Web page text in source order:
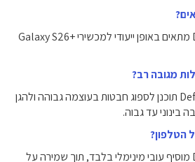
כיסוי Defender Series Pro מתאים באופן ייעודי למכשירי +Galaxy S26
מגובה רב?
כן, כיסוי Defender Series Pro תוכנן לספוג חבטות בעוצמה גבוהה ולהגן
בינוני עד גבוה.
הטלפון?
כיסוי Defender Series Pro מוסיף עובי מינימלי בלבד, תוך שמירה על